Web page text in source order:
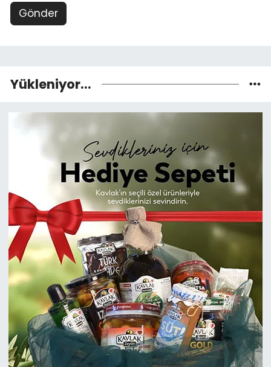
Gönder
Yükleniyor...